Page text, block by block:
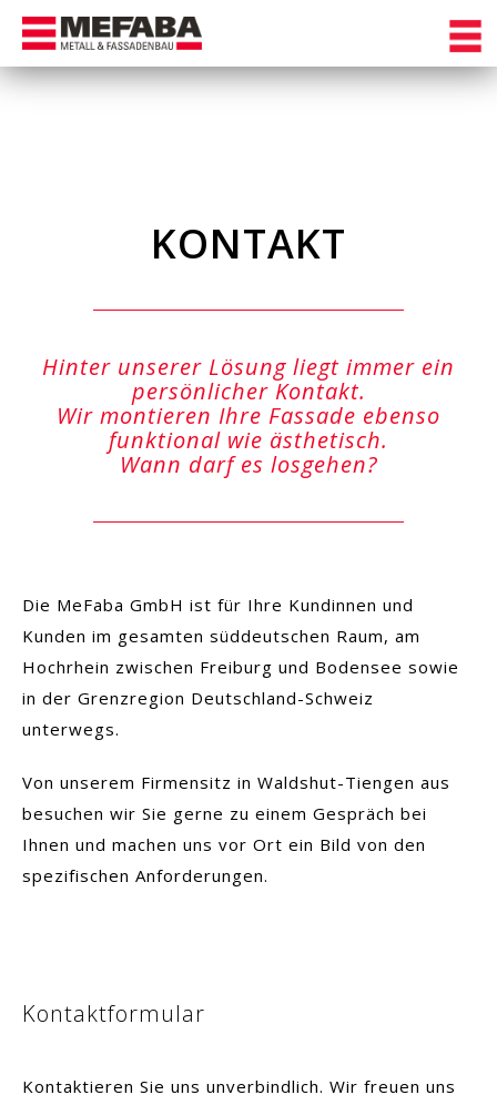
KONTAKT
Hinter unserer Lösung liegt immer ein
persönlicher Kontakt.
Wir montieren Ihre Fassade ebenso
funktional wie ästhetisch.
Wann darf es losgehen?
Die MeFaba GmbH ist für Ihre Kundinnen und
Kunden im gesamten süddeutschen Raum, am
Hochrhein zwischen Freiburg und Bodensee sowie
in der Grenzregion Deutschland-Schweiz
unterwegs.
Von unserem Firmensitz in Waldshut-Tiengen aus
besuchen wir Sie gerne zu einem Gespräch bei
Ihnen und machen uns vor Ort ein Bild von den
spezifischen Anforderungen.
Kontaktformular
Kontaktieren Sie uns unverbindlich. Wir freuen uns